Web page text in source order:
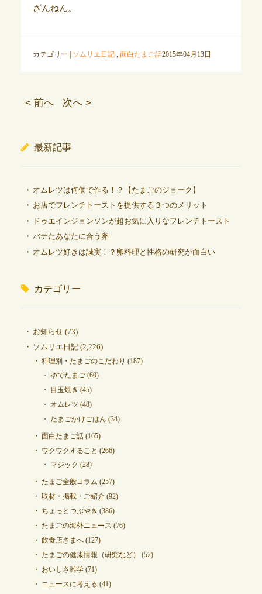
ざんねん。
カテゴリー | ソムリエ日記, 面白たまご話2015年04月13日
< 前へ 次へ >
最新記事
オムレツは何個で作る！？【たまごのジョーク】
お店でフレンチトーストを提供する３つのメリット
ドゥエインジョンソンが超お気に入りなフレンチトースト
バテたあなたに合う卵
オムレツ好きは誠実！？卵料理と性格の研究が面白い
カテゴリー
お知らせ(73)
ソムリエ日記(2,226)
料理別・たまごのこだわり (187)
ゆでたまご(60)
目玉焼き (45)
オムレツ (48)
たまごかけごはん (34)
面白たまご話(165)
ワクワクすること (266)
マジック (28)
たまご全般コラム (257)
取材・掲載・ご紹介(92)
ちょっとつぶやき (386)
たまごの海外ニュース (76)
飲食店さまへ(127)
たまごの健康情報（研究など）
(52)
おいしさ雑学(71)
ニュースに考える (41)